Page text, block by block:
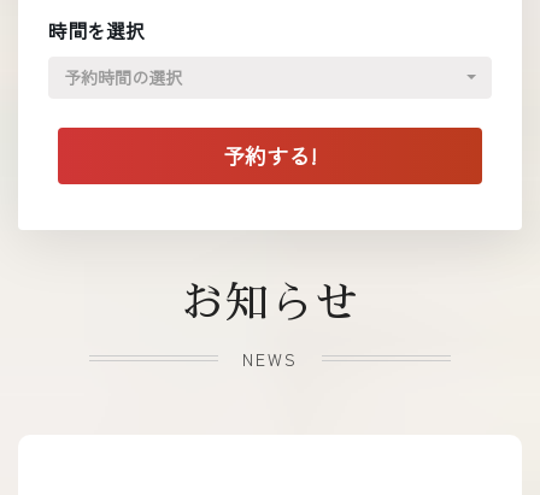
時間を選択
予約時間の選択
お知らせ
NEWS